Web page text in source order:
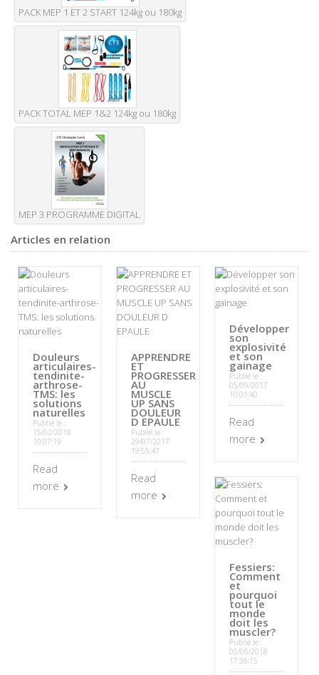
PACK MEP 1 ET 2 START 124kg ou 180kg
PACK TOTAL MEP 1&2 124kg ou 180kg
MEP 3 PROGRAMME DIGITAL
Articles en relation
Douleurs
articulaires-
tendinite-
arthrose-
TMS: les
solutions
naturelles
Publié le :
15/02/2018
10:07:19
Read
more
APPRENDRE
ET
PROGRESSER
AU
MUSCLE
UP SANS
DOULEUR
D EPAULE
Publié le :
29/07/2017
19:55:47
Read
more
Développer
son
explosivité
et son
gainage
Publié le :
05/09/2017
10:01:40
Read
more
Fessiers:
Comment
et
pourquoi
tout le
monde
doit les
muscler?
Publié le :
05/05/2018
17:38:15